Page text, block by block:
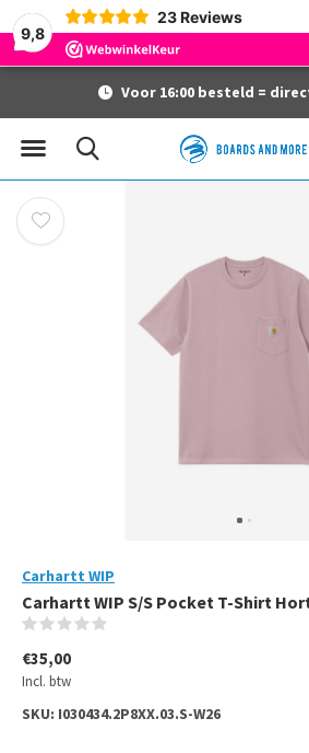
9,8
23 Reviews
Voor 16:00 besteld =
Carhartt WIP
Carhartt WIP S/S Pocket T-Shirt
€35,00
Incl. btw
SKU: I030434.2P8XX.03.S-W26